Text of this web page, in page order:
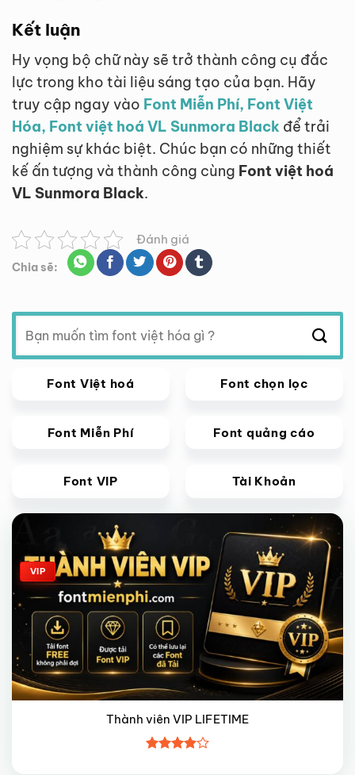
Kết luận
Hy vọng bộ chữ này sẽ trở thành công cụ đắc
lực trong kho tài liệu sáng tạo của bạn. Hãy
truy cập ngay vào Font Miễn Phí, Font Việt
Hóa, Font việt hoá VL Sunmora Black để trải
nghiệm sự khác biệt. Chúc bạn có những thiết
kế ấn tượng và thành công cùng Font việt hoá
VL Sunmora Black.
Đánh giá
Chia sẽ:
Tìm
kiếm:
Font Việt hoá Font chọn lọc
Font Miễn Phí Font quảng cáo
Font VIP Tài Khoản
Giảm giá!
VIP
Thành viên VIP LIFETIME